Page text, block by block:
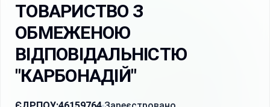
ТОВАРИСТВО З
ОБМЕЖЕНОЮ
ВІДПОВІДАЛЬНІСТЮ
"КАРБОНАДІЙ"